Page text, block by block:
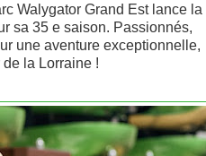
Walygator Grand Est lance la
sa 35 e saison. Passionnés,
une aventure exceptionnelle,
la Lorraine !